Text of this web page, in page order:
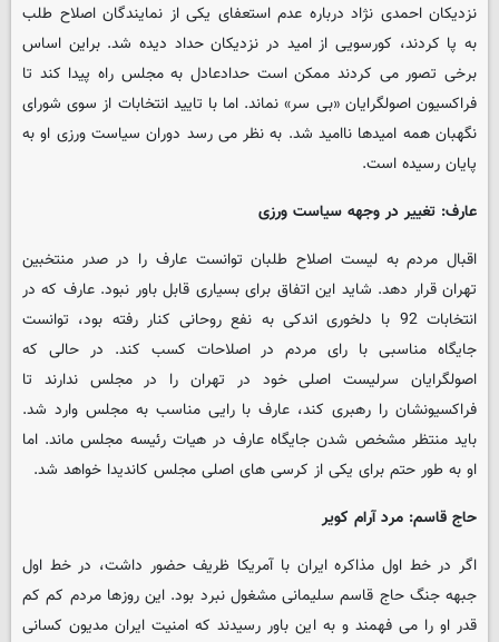
نزدیکان احمدی نژاد درباره عدم استعفای یکی از نمایندگان اصلاح طلب
به پا کردند، کورسویی از امید در نزدیکان حداد دیده شد. براین اساس
برخی تصور می کردند ممکن است حدادعادل به مجلس راه پیدا کند تا
فراکسیون اصولگرایان «بی سر» نماند. اما با تایید انتخابات از سوی شورای
نگهبان همه امیدها ناامید شد. به نظر می رسد دوران سیاست ورزی او به
پایان رسیده است.
عارف: تغییر در وجهه سیاست ورزی
اقبال مردم به لیست اصلاح طلبان توانست عارف را در صدر منتخبین
تهران قرار دهد. شاید این اتفاق برای بسیاری قابل باور نبود. عارف که در
انتخابات 92 با دلخوری اندکی به نفع روحانی کنار رفته بود، توانست
جایگاه مناسبی با رای مردم در اصلاحات کسب کند. در حالی که
اصولگرایان سرلیست اصلی خود در تهران را در مجلس ندارند تا
فراکسیونشان را رهبری کند، عارف با رایی مناسب به مجلس وارد شد.
باید منتظر مشخص شدن جایگاه عارف در هیات رئیسه مجلس ماند. اما
او به طور حتم برای یکی از کرسی های اصلی مجلس کاندیدا خواهد شد.
حاج قاسم: مرد آرام کویر
اگر در خط اول مذاکره ایران با آمریکا ظریف حضور داشت، در خط اول
جبهه جنگ حاج قاسم سلیمانی مشغول نبرد بود. این روزها مردم کم کم
قدر او را می فهمند و به این باور رسیدند که امنیت ایران مدیون کسانی